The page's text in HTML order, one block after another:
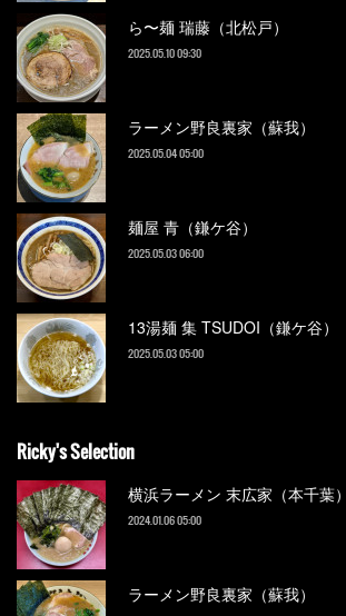
ら〜麺 瑞藤（北松戸）
2025.05.10 09:30
ラーメン野良裏家（蘇我）
2025.05.04 05:00
麺屋 青（鎌ケ谷）
2025.05.03 06:00
13湯麺 集 TSUDOI（鎌ケ谷）
2025.05.03 05:00
Ricky's Selection
横浜ラーメン 末広家（本千葉）
2024.01.06 05:00
ラーメン野良裏家（蘇我）